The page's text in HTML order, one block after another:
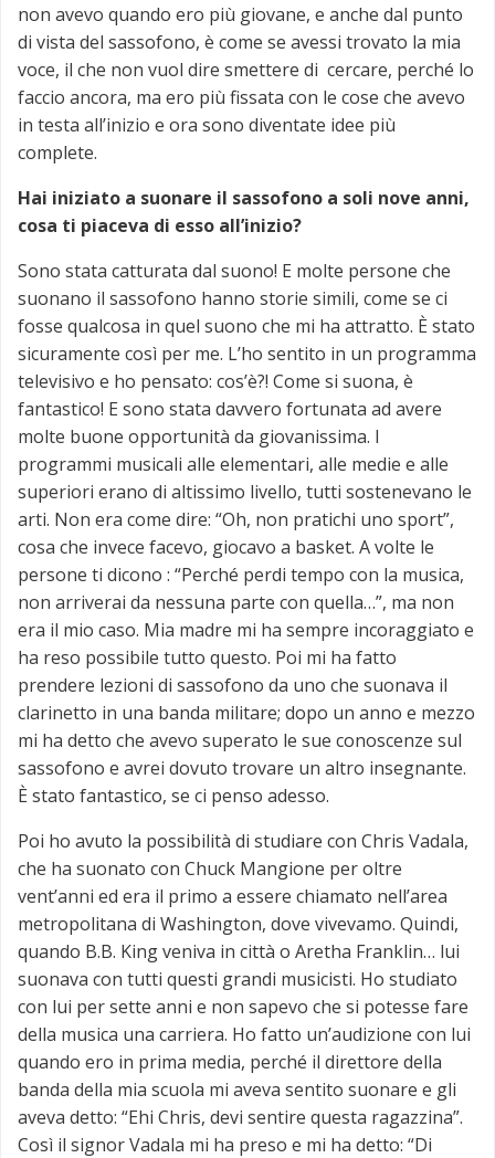
non avevo quando ero più giovane, e anche dal punto
di vista del sassofono, è come se avessi trovato la mia
voce, il che non vuol dire smettere di cercare, perché lo
faccio ancora, ma ero più fissata con le cose che avevo
in testa all’inizio e ora sono diventate idee più
complete.
Hai iniziato a suonare il sassofono a soli nove anni,
cosa ti piaceva di esso all’inizio?
Sono stata catturata dal suono! E molte persone che
suonano il sassofono hanno storie simili, come se ci
fosse qualcosa in quel suono che mi ha attratto. È stato
sicuramente così per me. L’ho sentito in un programma
televisivo e ho pensato: cos’è?! Come si suona, è
fantastico! E sono stata davvero fortunata ad avere
molte buone opportunità da giovanissima. I
programmi musicali alle elementari, alle medie e alle
superiori erano di altissimo livello, tutti sostenevano le
arti. Non era come dire: “Oh, non pratichi uno sport”,
cosa che invece facevo, giocavo a basket. A volte le
persone ti dicono : “Perché perdi tempo con la musica,
non arriverai da nessuna parte con quella…”, ma non
era il mio caso. Mia madre mi ha sempre incoraggiato e
ha reso possibile tutto questo. Poi mi ha fatto
prendere lezioni di sassofono da uno che suonava il
clarinetto in una banda militare; dopo un anno e mezzo
mi ha detto che avevo superato le sue conoscenze sul
sassofono e avrei dovuto trovare un altro insegnante.
È stato fantastico, se ci penso adesso.
Poi ho avuto la possibilità di studiare con Chris Vadala,
che ha suonato con Chuck Mangione per oltre
vent’anni ed era il primo a essere chiamato nell’area
metropolitana di Washington, dove vivevamo. Quindi,
quando B.B. King veniva in città o Aretha Franklin… lui
suonava con tutti questi grandi musicisti. Ho studiato
con lui per sette anni e non sapevo che si potesse fare
della musica una carriera. Ho fatto un’audizione con lui
quando ero in prima media, perché il direttore della
banda della mia scuola mi aveva sentito suonare e gli
aveva detto: “Ehi Chris, devi sentire questa ragazzina”.
Così il signor Vadala mi ha preso e mi ha detto: “Di